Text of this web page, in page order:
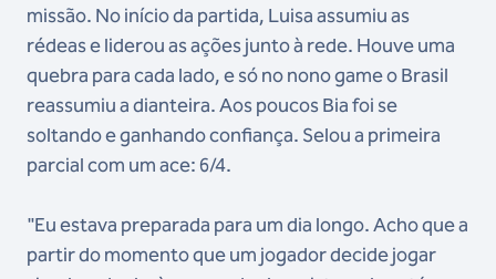
missão. No início da partida, Luisa assumiu as
rédeas e liderou as ações junto à rede. Houve uma
quebra para cada lado, e só no nono game o Brasil
reassumiu a dianteira. Aos poucos Bia foi se
soltando e ganhando confiança. Selou a primeira
parcial com um ace: 6/4.
"Eu estava preparada para um dia longo. Acho que a
partir do momento que um jogador decide jogar